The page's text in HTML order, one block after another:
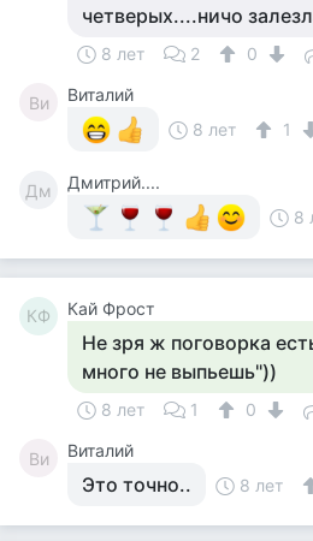
четверых....ничо
8 лет 2 0
Ви
Виталий
8 лет
1
Дм
Дмитрий....
8
КФ Кай Фрост
Не зря ж поговорка
много не выпьешь"))
8 лет 1 0
Ви Виталий
Это точно.. 8 лет